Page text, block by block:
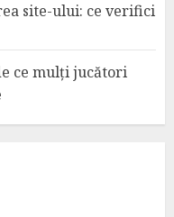
site-ului: ce verifici
ce mulți jucători